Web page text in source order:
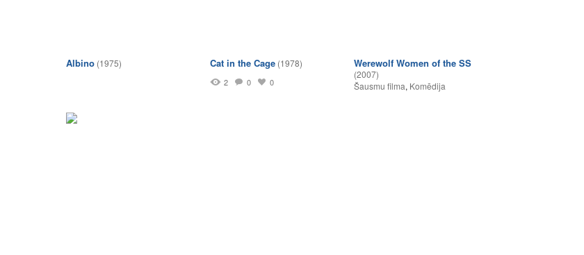
Albino (1975) Cat in the Cage (1978)
2 0 0
Werewolf Women of the SS
(2007)
Šausmu filma, Komēdija